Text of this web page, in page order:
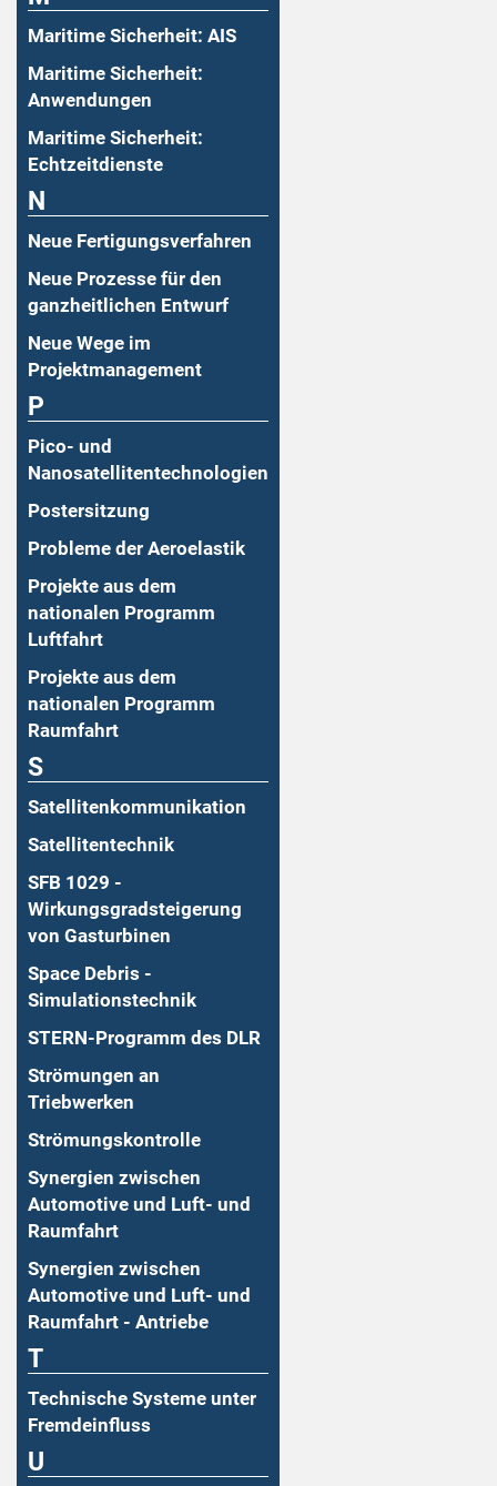
Maritime Sicherheit: AIS
Maritime Sicherheit:
Anwendungen
Maritime Sicherheit:
Echtzeitdienste
N
Neue Fertigungsverfahren
Neue Prozesse für den
ganzheitlichen Entwurf
Neue Wege im
Projektmanagement
P
Pico- und
Nanosatellitentechnologien
Postersitzung
Probleme der Aeroelastik
Projekte aus dem
nationalen Programm
Luftfahrt
Projekte aus dem
nationalen Programm
Raumfahrt
S
Satellitenkommunikation
Satellitentechnik
SFB 1029 -
Wirkungsgradsteigerung
von Gasturbinen
Space Debris -
Simulationstechnik
STERN-Programm des DLR
Strömungen an
Triebwerken
Strömungskontrolle
Synergien zwischen
Automotive und Luft- und
Raumfahrt
Synergien zwischen
Automotive und Luft- und
Raumfahrt - Antriebe
T
Technische Systeme unter
Fremdeinfluss
U